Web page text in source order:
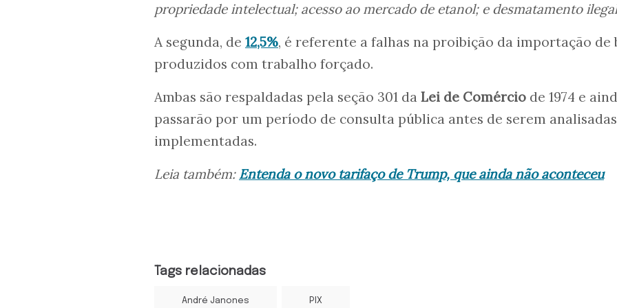
propriedade intelectual; acesso ao mercado de etanol; e desmatamento
A segunda, de 12,5%, é referente a falhas na proibição da importação de
produzidos com trabalho forçado.
Ambas são respaldadas pela seção 301 da Lei de Comércio de 1974 e
passarão por um período de consulta pública antes de serem
implementadas.
Leia também: Entenda o novo tarifaço de Trump, que ainda não aconteceu
Tags relacionadas
André Janones PIX